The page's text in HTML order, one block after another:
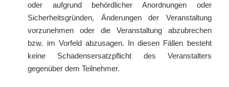
oder aufgrund behördlicher Anordnungen oder
Sicherheitsgründen, Änderungen der Veranstaltung
vorzunehmen oder die Veranstaltung abzubrechen
bzw. im Vorfeld abzusagen. In diesen Fällen besteht
keine Schadensersatzpflicht des Veranstalters
gegenüber dem Teilnehmer.